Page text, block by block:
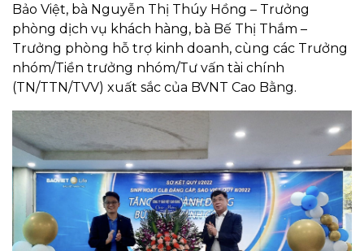
Bảo Việt, bà Nguyễn Thị Thúy Hồng – Trưởng
phòng dịch vụ khách hàng, bà Bế Thị Thắm –
Trưởng phòng hỗ trợ kinh doanh, cùng các Trưởng
nhóm/Tiền trưởng nhóm/Tư vấn tài chính
(TN/TTN/TVV) xuất sắc của BVNT Cao Bằng.